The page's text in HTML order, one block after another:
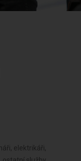
elektrikáři,